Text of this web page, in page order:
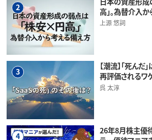
2
高」。為替介入
上源 悠詞
3
【潮流】「死ん
再評価されるワ
呉 太淳
4
26年8月株主優